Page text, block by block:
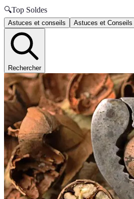
🔍Top Soldes
Astuces et conseils Astuces et Conseils
Rechercher